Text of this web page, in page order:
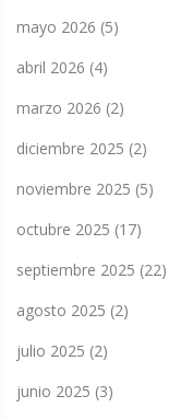
mayo 2026 (5)
abril 2026 (4)
marzo 2026 (2)
diciembre 2025 (2)
noviembre 2025 (5)
octubre 2025 (17)
septiembre 2025 (22)
agosto 2025 (2)
julio 2025 (2)
junio 2025 (3)